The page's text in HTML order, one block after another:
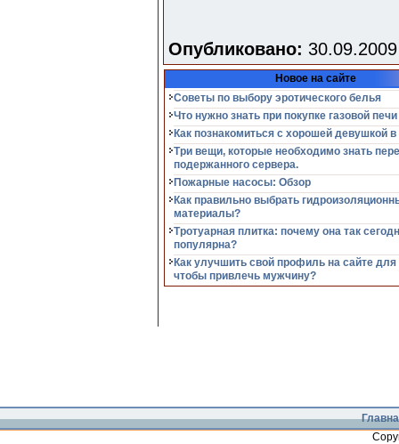
Опубликовано:
Новое на сайте
Советы по выбору эротического белья
Что нужно знать при покупке газовой печи
Как познакомиться с хорошей девушкой в
Три вещи, которые необходимо знать
подержанного сервера.
Пожарные насосы: Обзор
Как правильно выбрать
материалы?
Тротуарная плитка: почему она так
популярна?
Как улучшить свой профиль на сайте для
чтобы привлечь мужчину?